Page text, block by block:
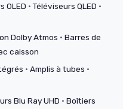
OLED ·Téléviseurs QLED ·
Dolby Atmos · Barres de
caisson
· Amplis à tubes ·
Blu Ray UHD · Boîtiers